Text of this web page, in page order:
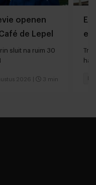
openen
de Lepel
sluit na ruim 30
2026 3 min